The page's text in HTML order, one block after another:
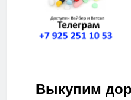
Выкупим